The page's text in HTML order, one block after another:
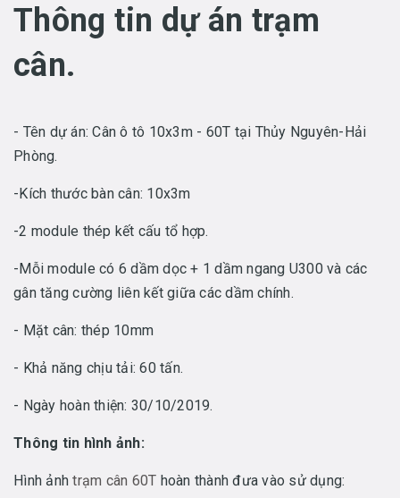
Thông tin dự án trạm
cân.
- Tên dự án: Cân ô tô 10x3m - 60T tại Thủy Nguyên-Hải
Phòng.
-Kích thước bàn cân: 10x3m
-2 module thép kết cấu tổ hợp.
-Mỗi module có 6 dầm dọc + 1 dầm ngang U300 và các
gân tăng cường liên kết giữa các dầm chính.
- Mặt cân: thép 10mm
- Khả năng chịu tải: 60 tấn.
- Ngày hoàn thiện: 30/10/2019.
Thông tin hình ảnh:
Hình ảnhtrạm cân 60T hoàn thành đưa vào sử dụng: